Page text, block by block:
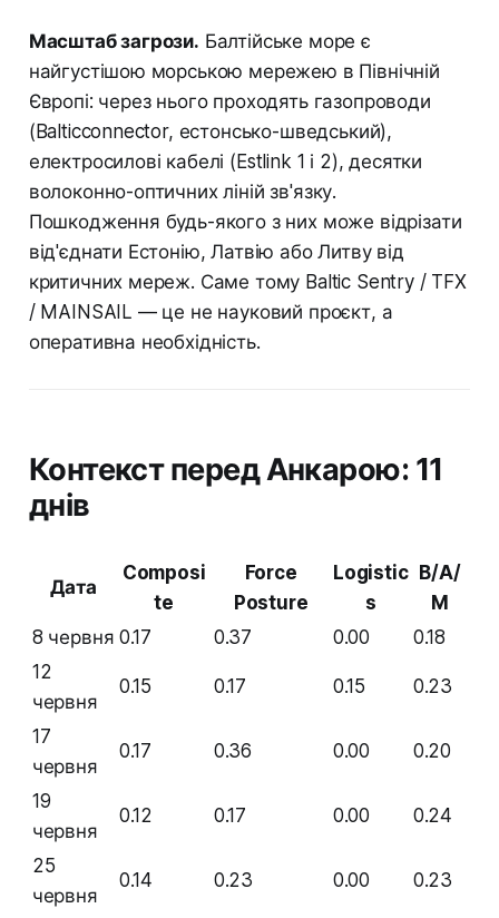
Масштаб загрози. Балтійське море є
найгустішою морською мережею в Північній
Європі: через нього проходять газопроводи
(Balticconnector, естонсько-шведський),
електросилові кабелі (Estlink 1 і 2), десятки
волоконно-оптичних ліній зв'язку.
Пошкодження будь-якого з них може відрізати
від'єднати Естонію, Латвію або Литву від
критичних мереж. Саме тому Baltic Sentry / TFX
/ MAINSAIL — це не науковий проєкт, а
оперативна необхідність.
Контекст перед Анкарою: 11
днів
Дата
Composi
te
Force
Posture
Logistic
s
B/A/
M
8 червня 0.17 0.37 0.00
0.18
12
червня
0.15 0.17 0.15 0.23
17
червня
0.17 0.36 0.00 0.20
19
червня
0.12 0.17 0.00 0.24
25
червня
0.14 0.23 0.00 0.23